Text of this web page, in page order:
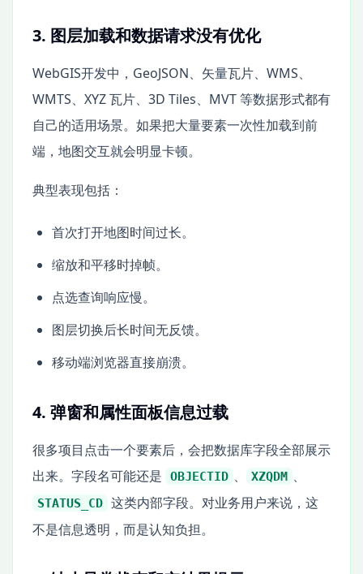
3. 图层加载和数据请求没有优化
WebGIS开发中，GeoJSON、矢量瓦片、WMS、
WMTS、XYZ 瓦片、3D Tiles、MVT 等数据形式都有
自己的适用场景。如果把大量要素一次性加载到前
端，地图交互就会明显卡顿。
典型表现包括：
首次打开地图时间过长。
缩放和平移时掉帧。
点选查询响应慢。
图层切换后长时间无反馈。
移动端浏览器直接崩溃。
4. 弹窗和属性面板信息过载
很多项目点击一个要素后，会把数据库字段全部展示
出来。字段名可能还是
OBJECTID 、 XZQDM 、
STATUS_CD 这类内部字段。对业务用户来说，这
不是信息透明，而是认知负担。